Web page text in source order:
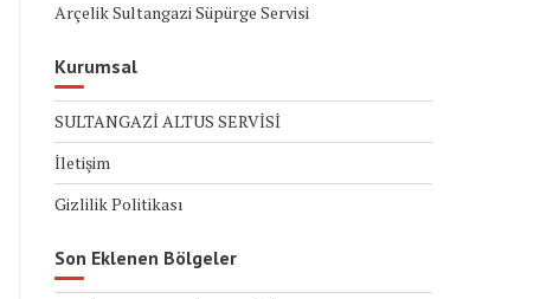
Arçelik Sultangazi Süpürge Servisi
Kurumsal
SULTANGAZİ ALTUS SERVİSİ
İletişim
Gizlilik Politikası
Son Eklenen Bölgeler